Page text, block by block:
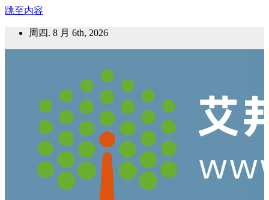
跳至内容
周四. 8 月 6th, 2026